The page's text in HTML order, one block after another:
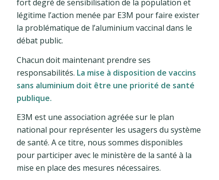
fort degré de sensibilisation de la population et
légitime l’action menée par E3M pour faire exister
la problématique de l’aluminium vaccinal dans le
débat public.
Chacun doit maintenant prendre ses
responsabilités. La mise à disposition de vaccins
sans aluminium doit être une priorité de santé
publique.
E3M est une association agréée sur le plan
national pour représenter les usagers du système
de santé. A ce titre, nous sommes disponibles
pour participer avec le ministère de la santé à la
mise en place des mesures nécessaires.